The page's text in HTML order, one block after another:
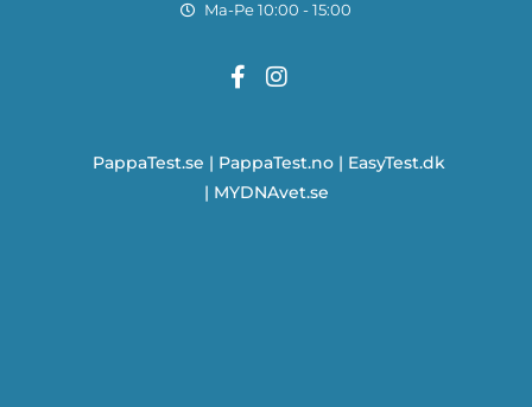
Ma-Pe 10:00 - 15:00
PappaTest.se | PappaTest.no| EasyTest.dk
| MYDNAvet.se